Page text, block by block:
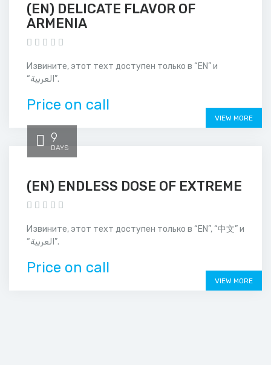
(EN) DELICATE FLAVOR OF
ARMENIA
Извините, этот техт доступен только в “EN” и
“العربية”.
Price on call
VIEW MORE
9
DAYS
(EN) ENDLESS DOSE OF EXTREME
Извините, этот техт доступен только в “EN”, “中文” и
“العربية”.
Price on call
VIEW MORE